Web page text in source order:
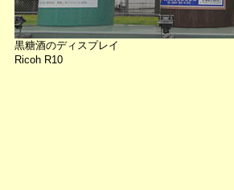
黒糖酒のディスプレイ
Ricoh R10